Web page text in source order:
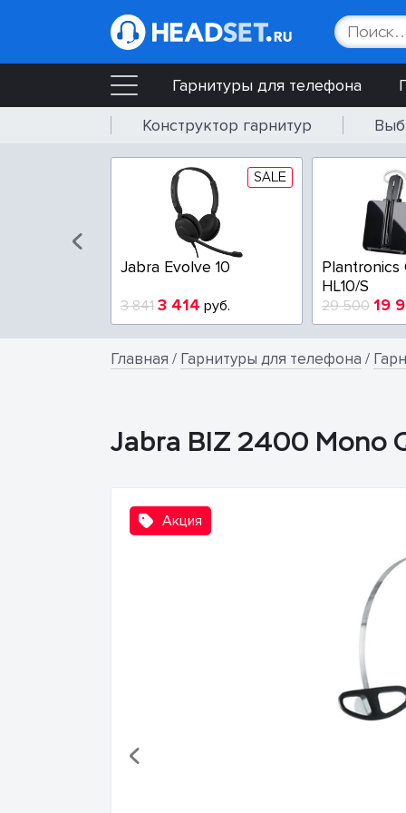
Гарнитуры для телефона
Конструктор гарнитур
SALE
Jabra Evolve 10
3 841 3 414 руб.
Plantronics
HL10/S
29 500 19
Главная / Гарнитуры для телефона /
Jabra BIZ 2400 Mono
Акция